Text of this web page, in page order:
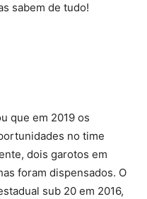
sabem de tudo!
que em 2019 os
no time
dois garotos em
foram dispensados. O
sub 20 em 2016,